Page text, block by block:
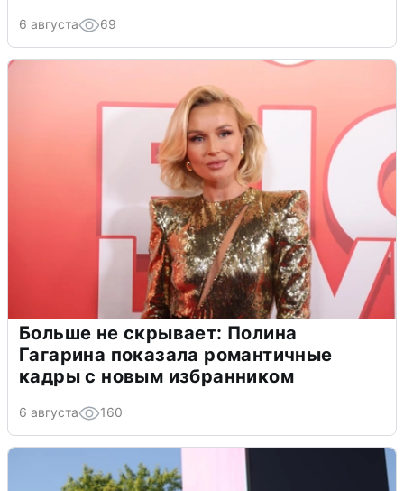
6 августа 69
Больше не скрывает: Полина
Гагарина показала романтичные
кадры с новым избранником
6 августа 160